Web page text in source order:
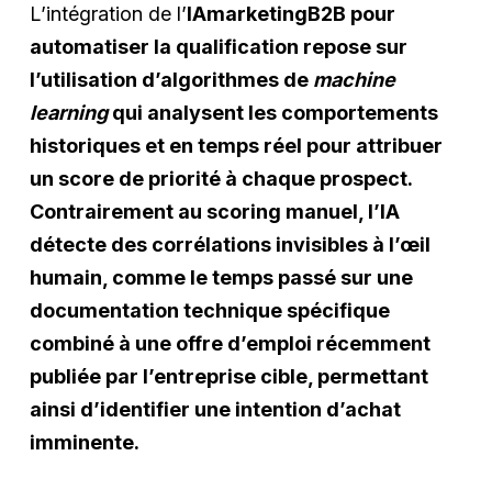
L’intégration de l’IAmarketingB2B pour
automatiser la qualification repose sur
l’utilisation d’algorithmes de machine
learningqui analysent les comportements
historiques et en temps réel pour attribuer
un score de priorité à chaque prospect.
Contrairement au scoring manuel, l’IA
détecte des corrélations invisibles à l’œil
humain, comme le temps passé sur une
documentation technique spécifique
combiné à une offre d’emploi récemment
publiée par l’entreprise cible, permettant
ainsi d’identifier une intention d’achat
imminente.